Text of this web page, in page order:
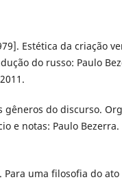
Estética da criação
do russo: Paulo
gêneros do discurso.
e notas: Paulo Bezerra.
Para uma filosofia do